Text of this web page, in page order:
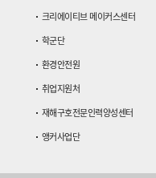
크리에이티브 메이커스센터
학군단
환경안전원
취업지원처
재해구호전문인력양성센터
앵커사업단